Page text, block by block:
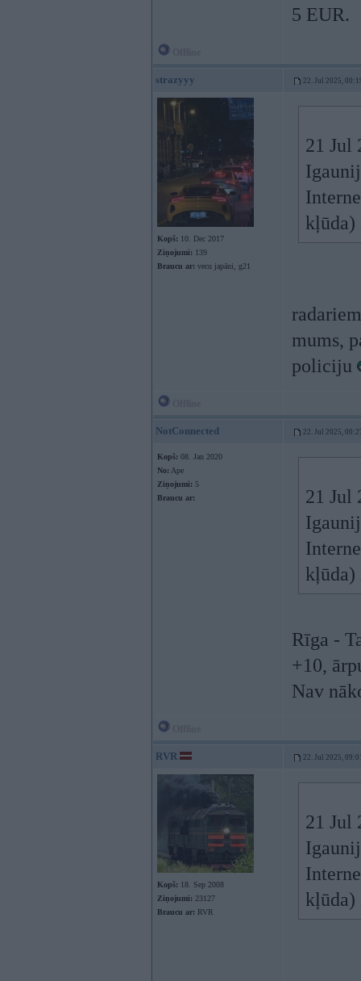
5 EUR.
strazyyy 22. Jul 2025,
Kopš: 10. Dec 2017
Ziņojumi: 139
Braucu ar: vecu japāni, g21
21 Jul
kļūda)
mums,
policiju
NotConnected 22. Jul 2025,
Kopš: 08. Jan 2020
No: Ape
Ziņojumi: 5
Braucu ar:
21 Jul
kļūda)
Rīga -
+10,
Nav
RVR 22. Jul 2025,
Kopš: 18. Sep 2008
Ziņojumi: 23127
Braucu ar: RVR
21 Jul
kļūda)